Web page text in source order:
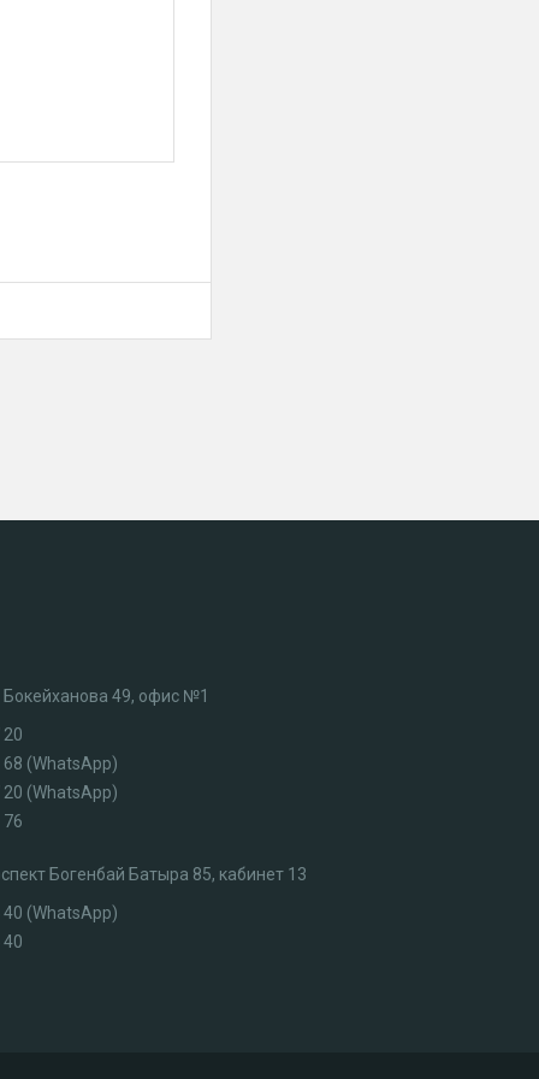
Бокейханова 49, офис №1
20
68 (WhatsApp)
20 (WhatsApp)
76
Богенбай Батыра 85, кабинет 13
40 (WhatsApp)
40